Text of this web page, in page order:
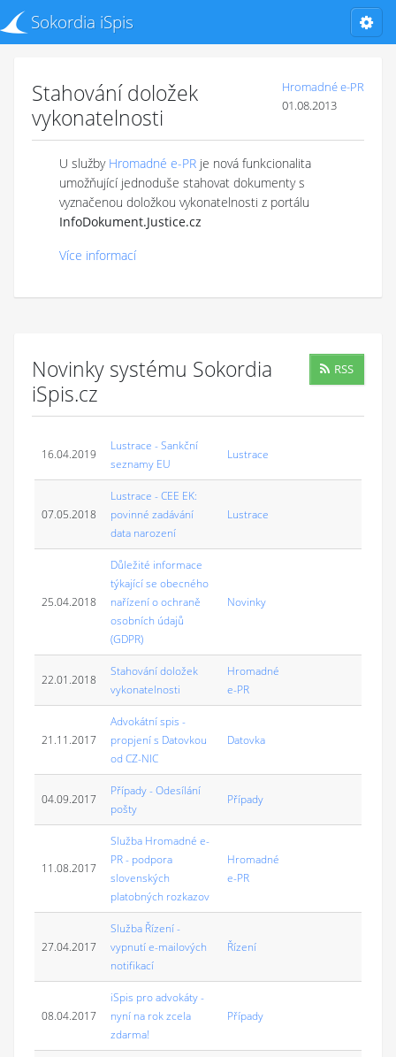
Sokordia iSpis
Hromadné e-PR
01.08.2013
Stahování doložek
vykonatelnosti
U služby Hromadné e-PR je nová funkcionalita
umožňující jednoduše stahovat dokumenty s
vyznačenou doložkou vykonatelnosti z portálu
InfoDokument.Justice.cz
Více informací
RSS
Novinky systému Sokordia
iSpis.cz
16.04.2019
Lustrace - Sankční
seznamy EU
Lustrace
07.05.2018
Lustrace - CEE EK:
povinné zadávání
data narození
Lustrace
25.04.2018
Důležité informace
týkající se obecného
nařízení o ochraně
osobních údajů
(GDPR)
Novinky
22.01.2018
Stahování doložek
vykonatelnosti
Hromadné
e-PR
21.11.2017
Advokátní spis -
propjení s Datovkou
od CZ-NIC
Datovka
04.09.2017
Případy - Odesílání
pošty
Případy
11.08.2017
Služba Hromadné e-
PR - podpora
slovenských
platobných rozkazov
Hromadné
e-PR
27.04.2017
Služba Řízení -
vypnutí e-mailových
notifikací
Řízení
08.04.2017
iSpis pro advokáty -
nyní na rok zcela
zdarma!
Případy